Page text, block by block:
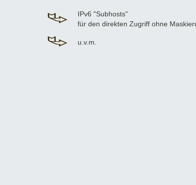
IPv6 "Subhosts"
für den direkten Zugriff ohne
u.v.m.